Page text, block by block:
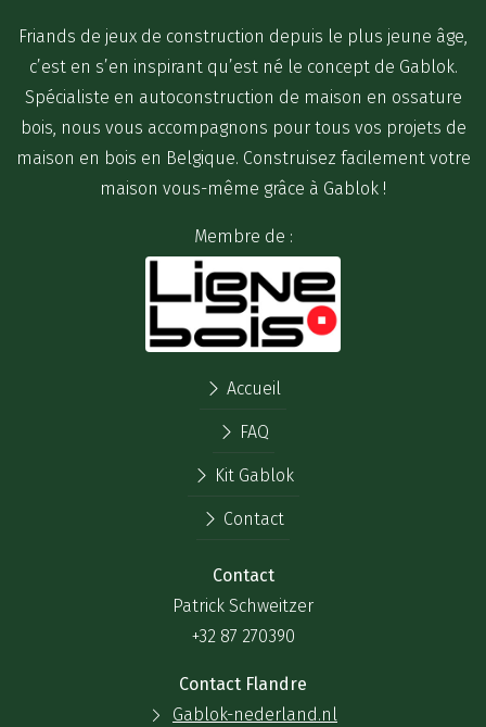
Friands de jeux de construction depuis le plus jeune âge,
c’est en s’en inspirant qu’est né le concept de Gablok.
Spécialiste en autoconstruction de maison en ossature
bois, nous vous accompagnons pour tous vos projets de
maison en bois en Belgique. Construisez facilement votre
maison vous-même grâce à Gablok !
Membre de :
Accueil
FAQ
Kit Gablok
Contact
Contact
Patrick Schweitzer
+32 87 270390
Contact Flandre
Gablok-nederland.nl